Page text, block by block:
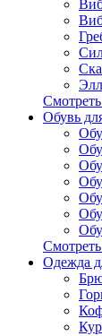
Обувь
Одежда